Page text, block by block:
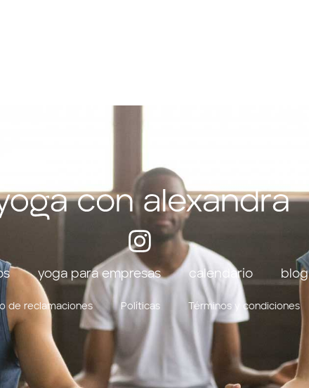
yoga para empresas calendario blog
de reclamaciones Políticas Términos y condiciones